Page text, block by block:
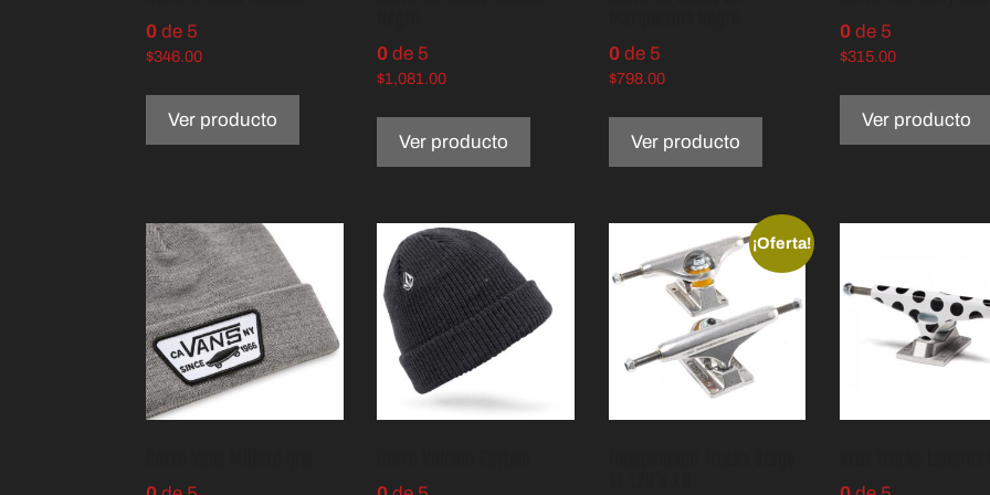
0 de 5
$346.00
Ver producto
0 de 5
$1,081.00
Ver producto
0de 5
$798.00
Ver producto
0 de 5
$315.00
Ver producto
¡Oferta!